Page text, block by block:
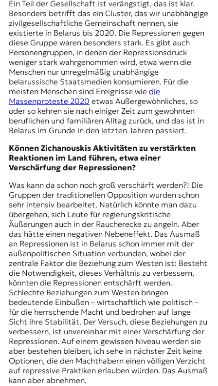
Ein Teil der Gesellschaft ist verängstigt, das ist klar.
Besonders betrifft das ein Cluster, das wir unabhängige
zivilgesellschaftliche Gemeinschaft nennen, sie
existierte in Belarus bis 2020. Die Repressionen gegen
diese Gruppe waren besonders stark. Es gibt auch
Personengruppen, in denen der Repressionsdruck
weniger stark wahrgenommen wird, etwa wenn die
Menschen nur unregelmäßig unabhängige
belarussische Staatsmedien konsumieren. Für die
meisten Menschen sind Ereignisse wie die
Massenproteste 2020 etwas Außergewöhnliches, so
oder so kehren sie nach einiger Zeit zum gewohnten
beruflichen und familiären Alltag zurück, und das ist in
Belarus im Grunde in den letzten Jahren passiert.
Können Zichanouskis Aktivitäten zu verstärkten
Reaktionen im Land führen, etwa einer
Verschärfung der Repressionen?
Was kann da schon noch groß verschärft werden?! Die
Gruppen der traditionellen Opposition wurden schon
sehr intensiv bearbeitet. Natürlich könnte man dazu
übergehen, sich Leute für regierungskritische
Äußerungen auch in der Raucherecke zu angeln. Aber
das hätte einen negativen Nebeneffekt. Das Ausmaß
an Repressionen ist in Belarus schon immer mit der
außenpolitischen Situation verbunden, wobei der
zentrale Faktor die Beziehung zum Westen ist: Besteht
die Notwendigkeit, dieses Verhältnis zu verbessern,
könnten die Repressionen entschärft werden.
Schlechte Beziehungen zum Westen bringen
bedeutende Einbußen – wirtschaftlich wie politisch –
für die herrschende Macht und bedrohen auf lange
Sicht ihre Stabilität. Der Versuch, diese Beziehungen zu
verbessern, ist unvereinbar mit einer Verschärfung der
Repressionen. Auf einem gewissen Niveau werden sie
aber bestehen bleiben, ich sehe in nächster Zeit keine
Optionen, die den Machthabern einen völligen Verzicht
auf repressive Praktiken erlauben würden. Das Ausmaß
kann aber abnehmen.